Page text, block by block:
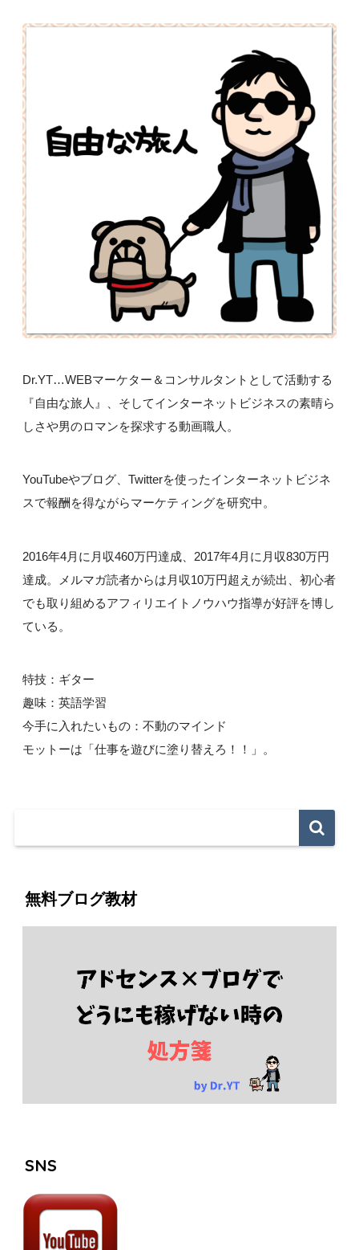
Dr.YT…WEBマーケター＆コンサルタントとして活動する
『自由な旅人』、そしてインターネットビジネスの素晴ら
しさや男のロマンを探求する動画職人。
YouTubeやブログ、Twitterを使ったインターネットビジネ
スで報酬を得ながらマーケティングを研究中。
2016年4月に月収460万円達成、2017年4月に月収830万円
達成。メルマガ読者からは月収10万円超えが続出、初心者
でも取り組めるアフィリエイトノウハウ指導が好評を博し
ている。
特技：ギター
趣味：英語学習
今手に入れたいもの：不動のマインド
モットーは「仕事を遊びに塗り替えろ！！」。
無料ブログ教材
SNS